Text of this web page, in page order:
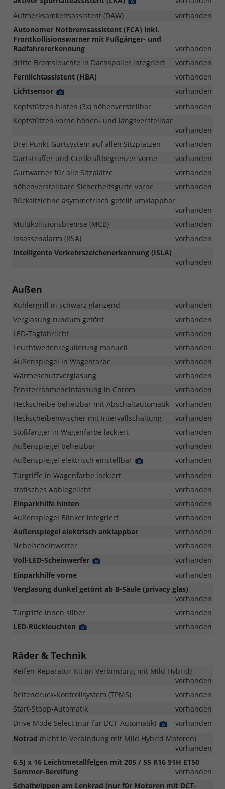
Aufmerksamkeitsassistent (DAW)
vorhanden
Autonomer Notbremsassistent (FCA) inkl.
Frontkollisionswarner mit Fußgänger- und
Radfahrererkennung
vorhanden
dritte Bremsleuchte in Dachspoiler integriert
vorhanden
Fernlichtassistent (HBA)
vorhanden
Lichtsensor
vorhanden
Kopfstützen hinten (3x) höhenverstellbar
vorhanden
Kopfstützen vorne höhen- und längsverstellbar
vorhanden
Drei-Punkt-Gurtsystem auf allen Sitzplätzen
vorhanden
Gurtstraffer und Gurtkraftbegrenzer vorne
vorhanden
Gurtwarner für alle Sitzplätze
vorhanden
höhenverstellbare Sicherheitsgurte vorne
vorhanden
Rücksitzlehne asymmetrisch geteilt umklappbar
vorhanden
Multikollisionsbremse (MCB)
vorhanden
Insassenalarm (RSA)
vorhanden
intelligente Verkehrszeichenerkennung (ISLA)
vorhanden
Außen
Kühlergrill in schwarz glänzend
vorhanden
Verglasung rundum getönt
vorhanden
LED-Tagfahrlicht
vorhanden
Leuchtweitenregulierung manuell
vorhanden
Außenspiegel in Wagenfarbe
vorhanden
Wärmeschutzverglasung
vorhanden
Fensterrahmeneinfassung in Chrom
vorhanden
Heckscheibe beheizbar mit Abschaltautomatik
vorhanden
Heckscheibenwischer mit Intervallschaltung
vorhanden
Stoßfänger in Wagenfarbe lackiert
vorhanden
Außenspiegel beheizbar
vorhanden
Außenspiegel elektrisch einstellbar
vorhanden
Türgriffe in Wagenfarbe lackiert
vorhanden
statisches Abbiegelicht
vorhanden
Einparkhilfe hinten
vorhanden
Außenspiegel Blinker integriert
vorhanden
Außenspiegel elektrisch anklappbar
vorhanden
Nebelscheinwerfer
vorhanden
Voll-LED-Scheinwerfer
vorhanden
Einparkhilfe vorne
vorhanden
Verglasung dunkel getönt ab B-Säule (privacy glas)
vorhanden
Türgriffe innen silber
vorhanden
LED-Rückleuchten
vorhanden
Räder & Technik
Reifen-Reparatur-Kit (in Verbindung mit Mild Hybrid)
vorhanden
Reifendruck-Kontrollsystem (TPMS)
vorhanden
Start-Stopp-Automatik
vorhanden
Drive Mode Select (nur für DCT-Automatik)
Detail
vorhanden
Notrad (nicht in Verbindung mit Mild Hybrid Motoren)
vorhanden
6,5J x 16 Leichtmetallfelgen mit 205 / 55 R16 91H ET50
Sommer-Bereifung
vorhanden
Schaltwippen am Lenkrad (nur für Motoren mit DCT-